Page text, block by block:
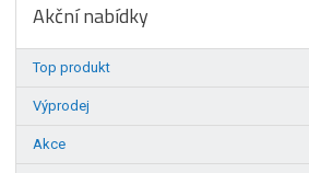
Akční nabídky
Top produkt
Výprodej
Akce